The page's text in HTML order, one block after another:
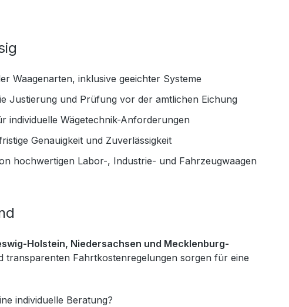
Waagenarten, inklusive geeichter Systeme
Justierung und Prüfung vor der amtlichen Eichung
individuelle Wägetechnik-Anforderungen
Genauigkeit und Zuverlässigkeit
hochwertigen Labor-, Industrie- und Fahrzeugwaagen
Holstein, Niedersachsen und Mecklenburg-
transparenten Fahrtkostenregelungen sorgen für eine
individuelle Beratung?